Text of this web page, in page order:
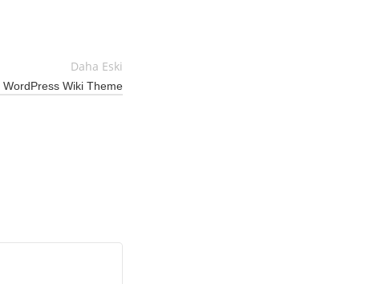
Daha Eski
WordPress Wiki Theme